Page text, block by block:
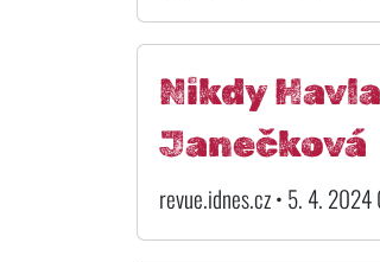
Nikdy
Janečková
revue.idnes.cz • 5. 4.